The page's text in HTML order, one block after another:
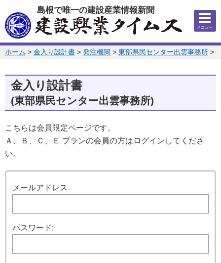
このページの本文へ
島根で唯一の建設産業情報新聞
メニュー
このページの位置:
ホーム > 金入り設計書 > 発注機関 > 東部県民センター出雲事務所 >
金入り設計書
(東部県民センター出雲事務所)
こちらは会員限定ページです。
Ａ、Ｂ、Ｃ、Ｅ プランの会員の方はログインしてくださ
い。
メールアドレス
パスワード: